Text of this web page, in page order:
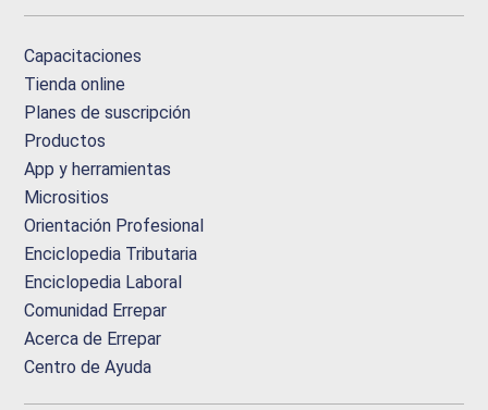
Capacitaciones
Tienda online
Planes de suscripción
Productos
App y herramientas
Micrositios
Orientación Profesional
Enciclopedia Tributaria
Enciclopedia Laboral
Comunidad Errepar
Acerca de Errepar
Centro de Ayuda